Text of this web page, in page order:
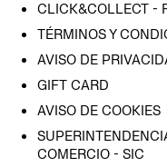
CLICK&COLLECT -
TÉRMINOS Y
AVISO DE
GIFT CARD
AVISO DE COOKIES
COMERCIO - SIC